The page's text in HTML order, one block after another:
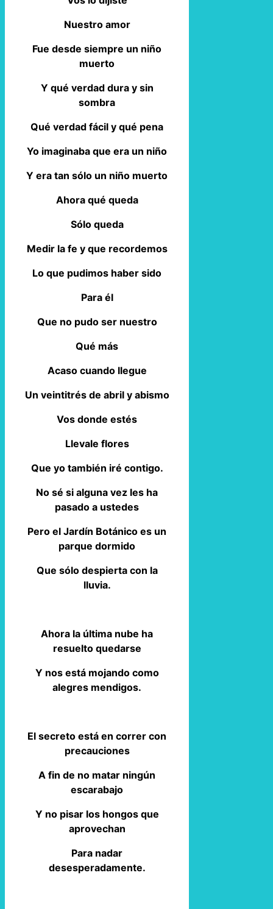
Nuestro amor
Fue desde siempre un niño
muerto
Y qué verdad dura y sin
sombra
Qué verdad fácil y qué pena
Yo imaginaba que era un niño
Y era tan sólo un niño muerto
Ahora qué queda
Sólo queda
Medir la fe y que recordemos
Lo que pudimos haber sido
Para él
Que no pudo ser nuestro
Qué más
Acaso cuando llegue
Un veintitrés de abril y abismo
Vos donde estés
Llevale flores
Que yo también iré contigo.
No sé si alguna vez les ha
pasado a ustedes
Pero el Jardín Botánico es un
parque dormido
Que sólo despierta con la
lluvia.
Ahora la última nube ha
resuelto quedarse
Y nos está mojando como
alegres mendigos.
El secreto está en correr con
precauciones
A fin de no matar ningún
escarabajo
Y no pisar los hongos que
aprovechan
Para nadar
desesperadamente.